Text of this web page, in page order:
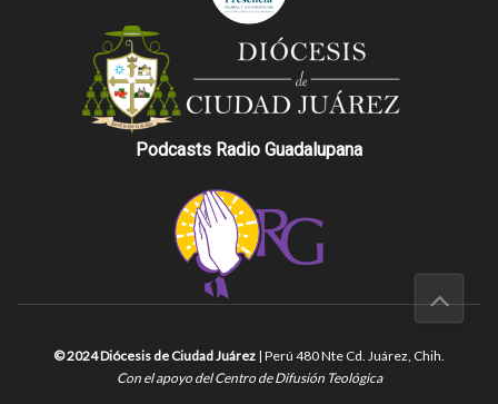
Podcasts Radio Guadalupana
© 2024 Diócesis de Ciudad Juárez | Perú 480 Nte Cd. Juárez, Chih.
Con el apoyo del Centro de Difusión Teológica